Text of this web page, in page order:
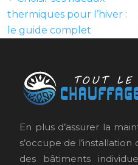
thermiques pour l’hiver :
le guide complet
En plus d’assurer la
s’occupe de
des bâtiments